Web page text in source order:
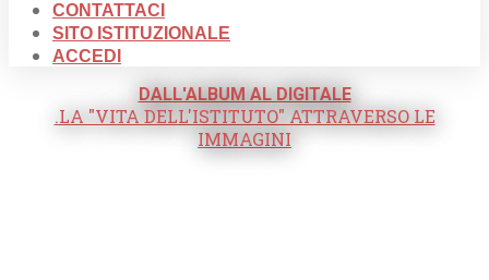
CONTATTACI
SITO ISTITUZIONALE
ACCEDI
DALL'ALBUM AL DIGITALE
.LA "VITA DELL'ISTITUTO" ATTRAVERSO LE
IMMAGINI